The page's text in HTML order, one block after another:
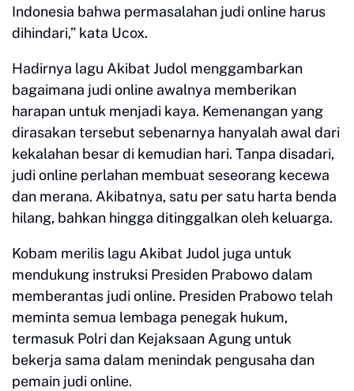
Indonesia bahwa permasalahan judi online harus
dihindari,” kata Ucox.
Hadirnya lagu Akibat Judol menggambarkan
bagaimana judi online awalnya memberikan
harapan untuk menjadi kaya. Kemenangan yang
dirasakan tersebut sebenarnya hanyalah awal dari
kekalahan besar di kemudian hari. Tanpa disadari,
judi online perlahan membuat seseorang kecewa
dan merana. Akibatnya, satu per satu harta benda
hilang, bahkan hingga ditinggalkan oleh keluarga.
Kobam merilis lagu Akibat Judol juga untuk
mendukung instruksi Presiden Prabowo dalam
memberantas judi online. Presiden Prabowo telah
meminta semua lembaga penegak hukum,
termasuk Polri dan Kejaksaan Agung untuk
bekerja sama dalam menindak pengusaha dan
pemain judi online.